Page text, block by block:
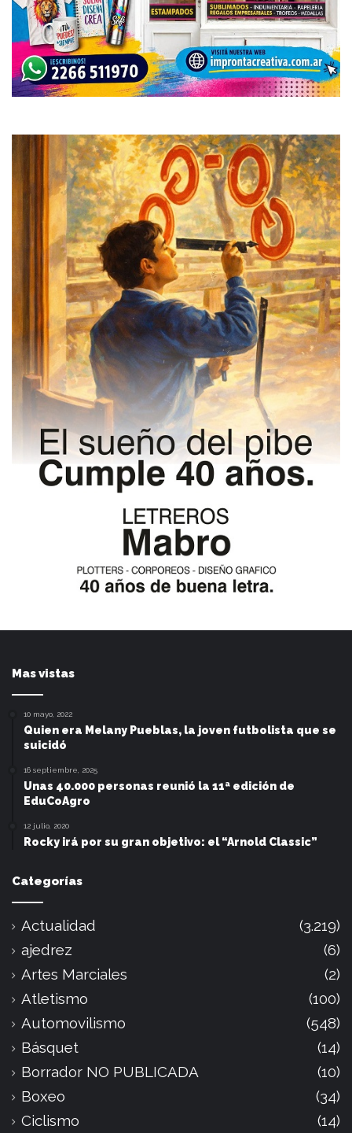
Mas vistas
10 mayo, 2022
Quien era Melany Pueblas, la joven futbolista que se
suicidó
16 septiembre, 2025
Unas 40.000 personas reunió la 11ª edición de
EduCoAgro
12 julio, 2020
Rocky irá por su gran objetivo: el “Arnold Classic”
Categorías
Actualidad
(3.219)
ajedrez
(6)
Artes Marciales
(2)
Atletismo
(100)
Automovilismo
(548)
Básquet
(14)
Borrador NO PUBLICADA
(10)
Boxeo
(34)
Ciclismo
(14)